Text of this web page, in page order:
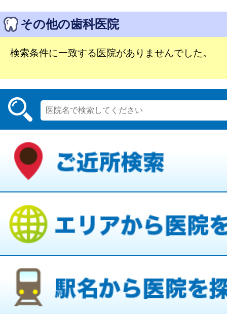
その他の歯科医院
検索条件に一致する医院がありませんでした。